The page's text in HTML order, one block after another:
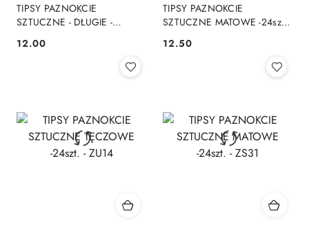
TIPSY PAZNOKCIE
SZTUCZNE - DŁUGIE -
Cena:
12.00
TIPSY PAZNOKCIE
SZTUCZNE MATOWE -24szt. -
Cena:
12.50